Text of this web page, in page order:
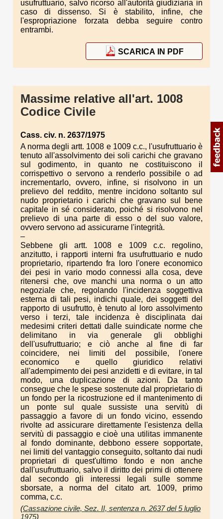
usufruttuario, salvo ricorso all'autorità giudiziaria in
caso di dissenso. Si è stabilito, infine, che
l'espropriazione forzata debba seguire contro
entrambi.
SCARICA IN PDF
Massime relative all'art. 1008
Codice Civile
Cass. civ. n. 2637/1975
A norma degli artt. 1008 e 1009 c.c., l'usufruttuario è
tenuto all'assolvimento dei soli carichi che gravano
sul godimento, in quanto ne costituiscono il
corrispettivo o servono a renderlo possibile o ad
incrementarlo, ovvero, infine, si risolvono in un
prelievo del reddito, mentre incidono soltanto sul
nudo proprietario i carichi che gravano sul bene
capitale in sé considerato, poiché si risolvono nel
prelievo di una parte di esso o del suo valore,
ovvero servono ad assicurarne l'integrità.
–
Sebbene gli artt. 1008 e 1009 c.c. regolino,
anzitutto, i rapporti interni fra usufruttuario e nudo
proprietario, ripartendo fra loro l'onere economico
dei pesi in vario modo connessi alla cosa, deve
ritenersi che, ove manchi una norma o un atto
negoziale che, regolando l'incidenza soggettiva
esterna di tali pesi, indichi quale, dei soggetti del
rapporto di usufrutto, è tenuto al loro assolvimento
verso i terzi, tale incidenza è disciplinata dai
medesimi criteri dettati dalle suindicate norme che
delimitano in via generale gli obblighi
dell'usufruttuario; e ciò anche al fine di far
coincidere, nei limiti del possibile, l'onere
economico e quello giuridico relativi
all'adempimento dei pesi anzidetti e di evitare, in tal
modo, una duplicazione di azioni. Da tanto
consegue che le spese sostenute dal proprietario di
un fondo per la ricostruzione ed il mantenimento di
un ponte sul quale sussiste una servitù di
passaggio a favore di un fondo vicino, essendo
rivolte ad assicurare direttamente l'esistenza della
servitù di passaggio e cioè una utilitas immanente
al fondo dominante, debbono essere sopportate,
nei limiti del vantaggio conseguito, soltanto dai nudi
proprietari di quest'ultimo fondo e non anche
dall'usufruttuario, salvo il diritto dei primi di ottenere
dal secondo gli interessi legali sulle somme
sborsate, a norma del citato art. 1009, primo
comma, c.c.
(Cassazione civile, Sez. II, sentenza n. 2637 del 5 luglio
1975)